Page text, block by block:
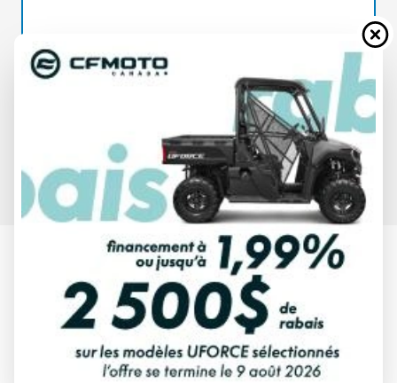
SPÉCIFICATIONS
BATEAUX LEGEND 2025
19 HALO360
À partir de
46 999 $